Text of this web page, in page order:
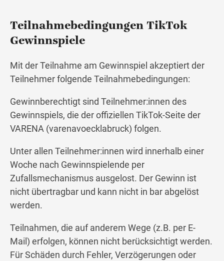
Teilnahmebedingungen TikTok
Gewinnspiele
Mit der Teilnahme am Gewinnspiel akzeptiert der
Teilnehmer folgende Teilnahmebedingungen:
Gewinnberechtigt sind Teilnehmer:innen des
Gewinnspiels, die der offiziellen TikTok-Seite der
VARENA (varenavoecklabruck) folgen.
Unter allen Teilnehmer:innen wird innerhalb einer
Woche nach Gewinnspielende per
Zufallsmechanismus ausgelost. Der Gewinn ist
nicht übertragbar und kann nicht in bar abgelöst
werden.
Teilnahmen, die auf anderem Wege (z.B. per E-
Mail) erfolgen, können nicht berücksichtigt werden.
Für Schäden durch Fehler, Verzögerungen oder